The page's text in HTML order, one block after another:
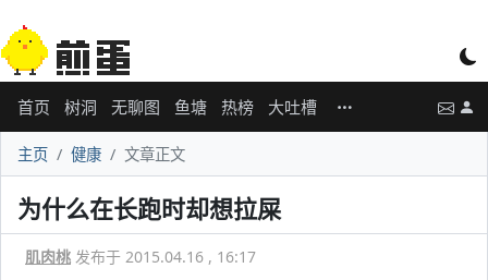
首页 树洞 无聊图 鱼塘 热榜 大吐槽
主页 健康 文章正文
为什么在长跑时却想拉屎
肌肉桃 发布于 2015.04.16 , 16:17